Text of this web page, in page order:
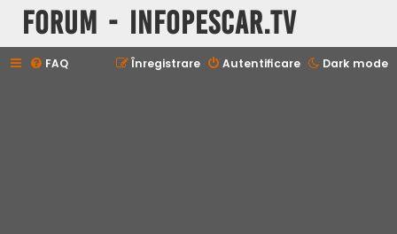
Forum - InfoPescar.Tv
Dark mode
FAQ Autentificare
Înregistrare